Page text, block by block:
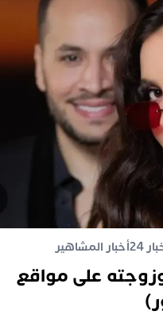
24 أخبار المشاهير
وزوجته على مواقع